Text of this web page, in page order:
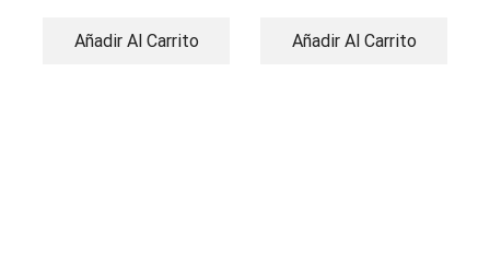
Añadir Al Carrito Añadir Al Carrito